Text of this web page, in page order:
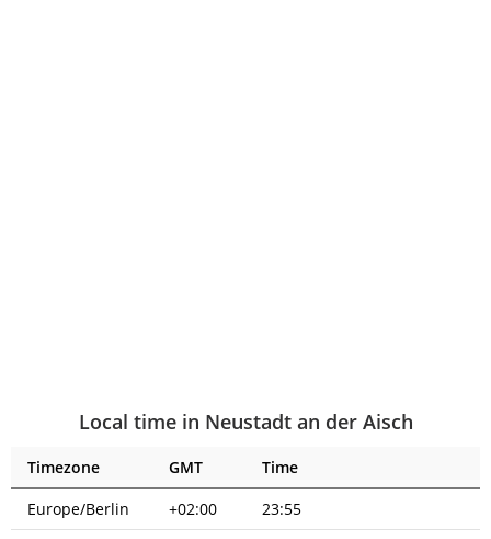
Local time in Neustadt an der Aisch
Timezone GMT
Time
Europe/Berlin
+02:00 23:55